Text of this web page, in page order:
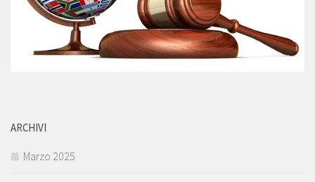
ARCHIVI
Marzo 2025